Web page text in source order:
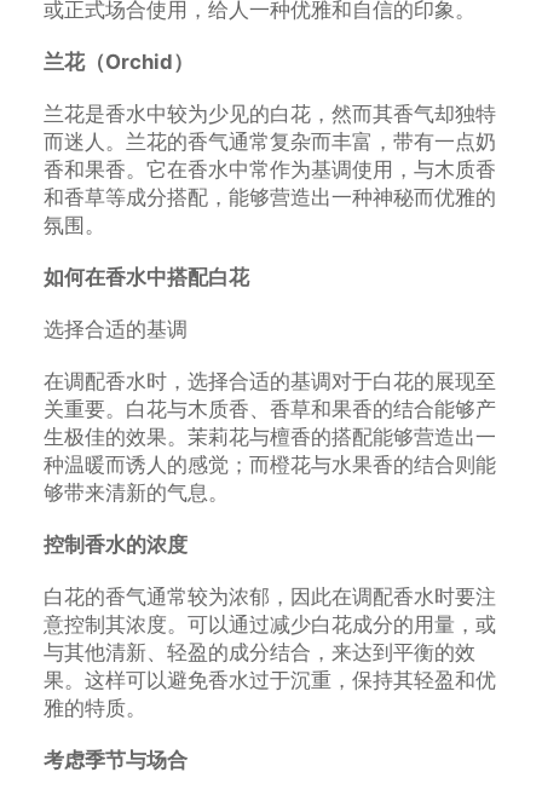
或正式场合使用，给人一种优雅和自信的印象。
兰花（Orchid）
兰花是香水中较为少见的白花，然而其香气却独特
而迷人。兰花的香气通常复杂而丰富，带有一点奶
香和果香。它在香水中常作为基调使用，与木质香
和香草等成分搭配，能够营造出一种神秘而优雅的
氛围。
如何在香水中搭配白花
选择合适的基调
在调配香水时，选择合适的基调对于白花的展现至
关重要。白花与木质香、香草和果香的结合能够产
生极佳的效果。茉莉花与檀香的搭配能够营造出一
种温暖而诱人的感觉；而橙花与水果香的结合则能
够带来清新的气息。
控制香水的浓度
白花的香气通常较为浓郁，因此在调配香水时要注
意控制其浓度。可以通过减少白花成分的用量，或
与其他清新、轻盈的成分结合，来达到平衡的效
果。这样可以避免香水过于沉重，保持其轻盈和优
雅的特质。
考虑季节与场合